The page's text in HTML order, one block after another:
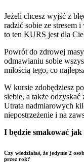
Jeżeli chcesz wyjść z
radzić sobie ze stresem
to ten KURS jest dla
Powrót do zdrowej
odmawianiu sobie
miłością tego, co
W kursie zdobędziesz
siebie, a także
Utrata nadmiarowych
niepostrzeżenie i na
I będzie smakować jak
Czy wiedziałaś, że jedynie 2
przez rok?